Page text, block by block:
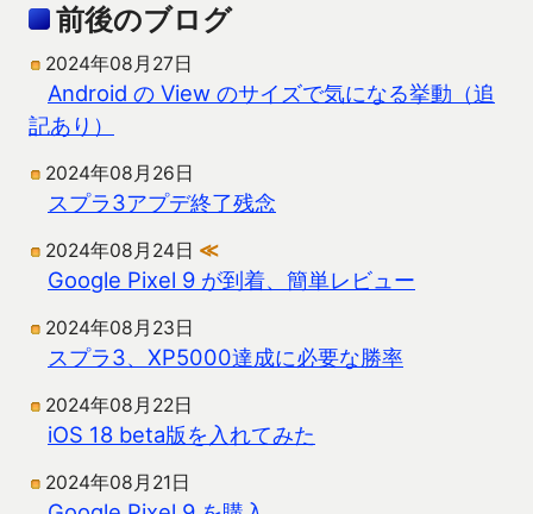
前後のブログ
2024年08月27日
Android の View のサイズで気になる挙動（追
記あり）
2024年08月26日
スプラ3アプデ終了残念
2024年08月24日 ≪
Google Pixel 9 が到着、簡単レビュー
2024年08月23日
スプラ3、XP5000達成に必要な勝率
2024年08月22日
iOS 18 beta版を入れてみた
2024年08月21日